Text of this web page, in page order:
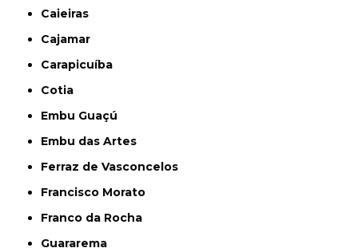
Caieiras
Cajamar
Carapicuíba
Cotia
Embu Guaçú
Embu das Artes
Ferraz de Vasconcelos
Francisco Morato
Franco da Rocha
Guararema